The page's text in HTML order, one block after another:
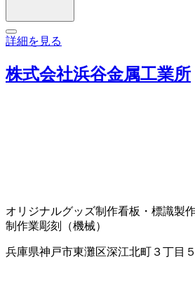
詳細を見る
株式会社浜谷金属工業所
オリジナルグッズ制作看板・標識製
制作業彫刻（機械）
兵庫県神戸市東灘区深江北町３丁目